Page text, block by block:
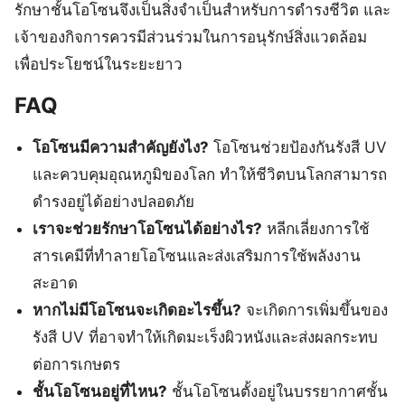
รักษาชั้นโอโซนจึงเป็นสิ่งจำเป็นสำหรับการดำรงชีวิต และ
เจ้าของกิจการควรมีส่วนร่วมในการอนุรักษ์สิ่งแวดล้อม
เพื่อประโยชน์ในระยะยาว
FAQ
โอโซนมีความสำคัญยังไง? โอโซนช่วยป้องกันรังสี UV
และควบคุมอุณหภูมิของโลก ทำให้ชีวิตบนโลกสามารถ
ดำรงอยู่ได้อย่างปลอดภัย
เราจะช่วยรักษาโอโซนได้อย่างไร? หลีกเลี่ยงการใช้
สารเคมีที่ทำลายโอโซนและส่งเสริมการใช้พลังงาน
สะอาด
หากไม่มีโอโซนจะเกิดอะไรขึ้น? จะเกิดการเพิ่มขึ้นของ
รังสี UV ที่อาจทำให้เกิดมะเร็งผิวหนังและส่งผลกระทบ
ต่อการเกษตร
ชั้นโอโซนอยู่ที่ไหน? ชั้นโอโซนตั้งอยู่ในบรรยากาศชั้น